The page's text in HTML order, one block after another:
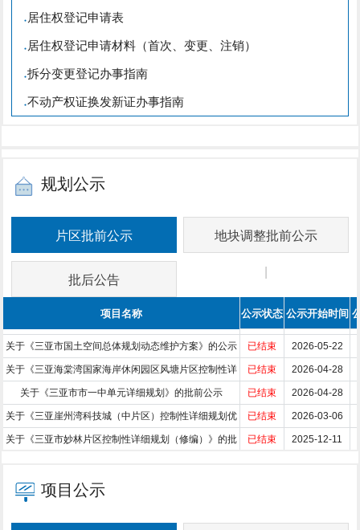
● 居住权登记申请表
● 居住权登记申请材料（首次、变更、注销）
●拆分变更登记办事指南
●不动产权证换发新证办事指南
规划公示
片区批前公示
|
地块调整批前公示
批后公告
项目名称 公示状态 公示开始时间
关于《三亚市国土空间总体规划动态维护方案》的公示 已结束 2026-05-22
关于《三亚海棠湾国家海岸休闲园区风塘片区控制性详
细规划（修编）》草案的...
已结束 2026-04-28
关于《三亚市市一中单元详细规划》的批前公示 已结束 2026-04-28
关于《三亚崖州湾科技城（中片区）控制性详细规划优
化调整》YK02-13-08、YK...
已结束 2026-03-06
关于《三亚市妙林片区控制性详细规划（修编）》的批 已结束 2025-12-11
关于《三亚市“清凉城市”规划建设技术导则》的批前公
示
关于《三亚市南岛——高峰片区控制性详细规划》 已结束 2025-07-23
项目公示